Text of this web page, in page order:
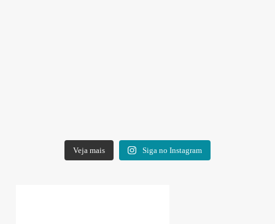
Veja mais Siga no Instagram